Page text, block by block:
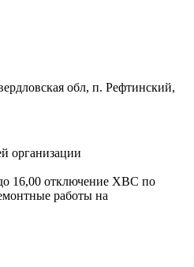
обл, п. Рефтинский,
организации
16,00 отключение ХВС по
работы на